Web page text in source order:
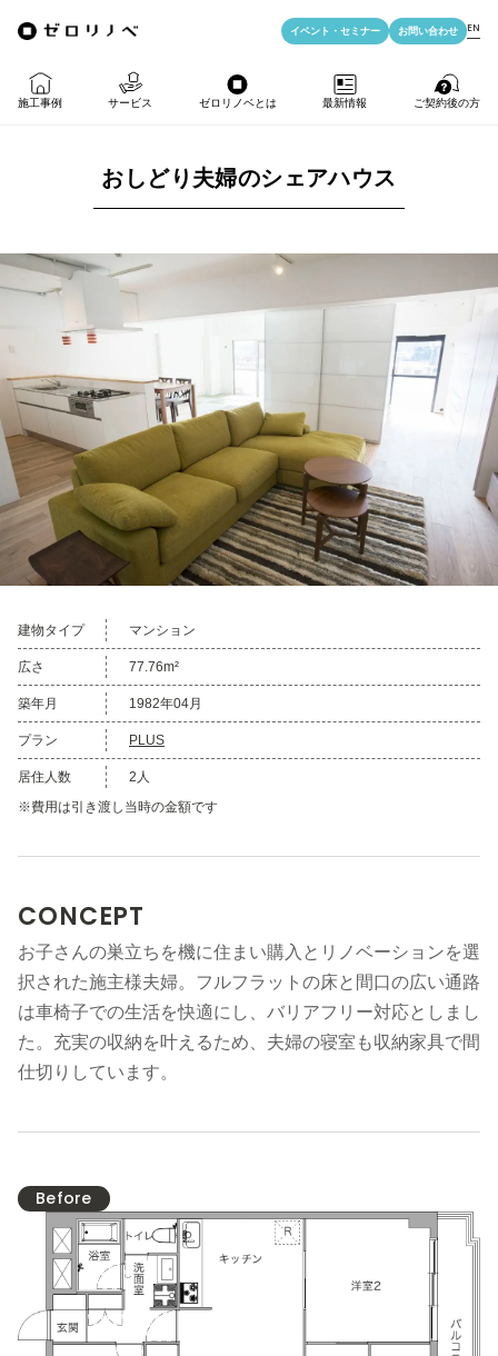
施工事例 サービス
物件購入＋リノベ
物件購入
売却・住み替え
法人向けリノベ
リノベ料金プラン
ゼロリノベとは
ゼロリノベの特徴
ゼロリノベの安心予算
満足度アンケート
メディア掲載
最新情報
イベント・セミナー
資料ダウンロード
よくある質問
ご契約後の方
LIFE PASSPORT
イベント・ セミナー お問い合わせ EN
おしどり夫婦のシェアハウス
建物タイプ マンション
広さ 77.76m²
築年月 1982年04月
プラン PLUS
居住人数
2人
※費用は引き渡し当時の金額です
CONCEPT
お子さんの巣立ちを機に住まい購入とリノベーションを選
択された施主様夫婦。フルフラットの床と間口の広い通路
は車椅子での生活を快適にし、バリアフリー対応としまし
た。充実の収納を叶えるため、夫婦の寝室も収納家具で間
仕切りしています。
Before